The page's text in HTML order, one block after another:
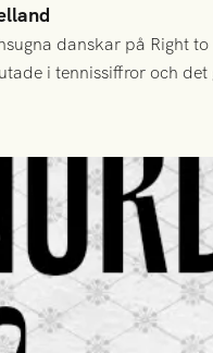
danskar på Right
i tennissiffror och